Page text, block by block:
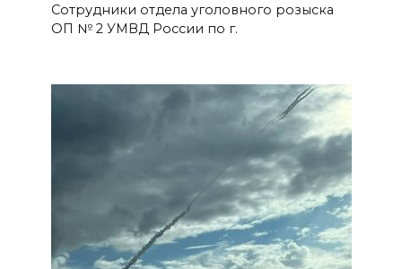
Сотрудники отдела уголовного розыска
ОП № 2 УМВД России по г.